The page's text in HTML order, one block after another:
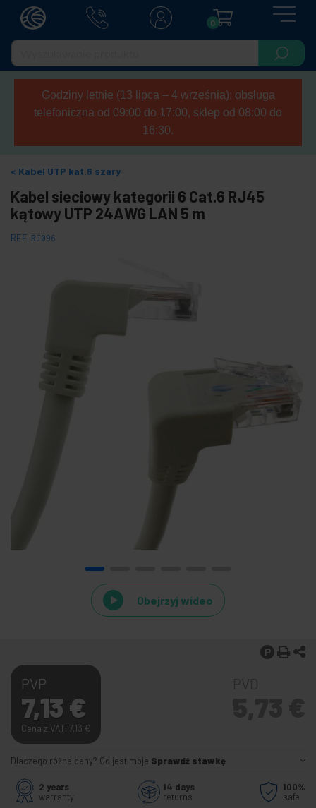
0
Godziny letnie (13 lipca – 4 września): obsługa
telefoniczna od 09:00 do 17:00, sklep od 08:00 do
16:30.
Kabel UTP kat.6 szary
Kabel sieciowy kategorii 6 Cat.6 RJ45
kątowy UTP 24AWG LAN 5 m
REF: RJ096
Obejrzyj wideo
PVP
7,13 €
Cena z VAT: 7,13 €
Dlaczego różne ceny? Co jest moje Sprawdź stawkę
2 years
warranty
14 days
returns
100%
safe